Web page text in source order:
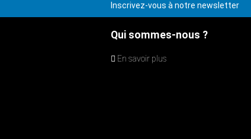
Inscrivez-vous à notre newsletter
Qui sommes-nous ?
En savoir plus